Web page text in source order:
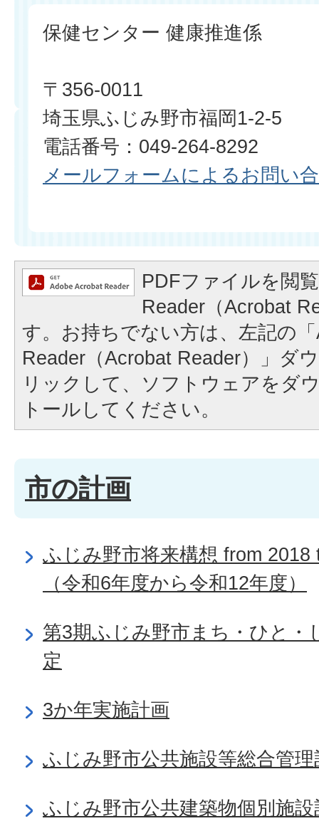
保健センター 健康推進係
〒356-0011
埼玉県ふじみ野市福岡1-2-5
電話番号：049-264-8292
メールフォームによるお問い
PDFファイルを閲
Reader（Acrobat
す。お持ちでない方は、左記の
Reader（Acrobat Reader）」ダ
リックして、ソフトウェアをダ
トールしてください。
市の計画
ふじみ野市将来構想 from 2018
（令和6年度から令和12年度）
第3期ふじみ野市まち・ひと・
定
3か年実施計画
ふじみ野市公共施設等総合管理
ふじみ野市公共建築物個別施設